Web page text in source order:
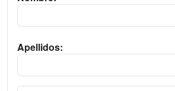
Apellidos: